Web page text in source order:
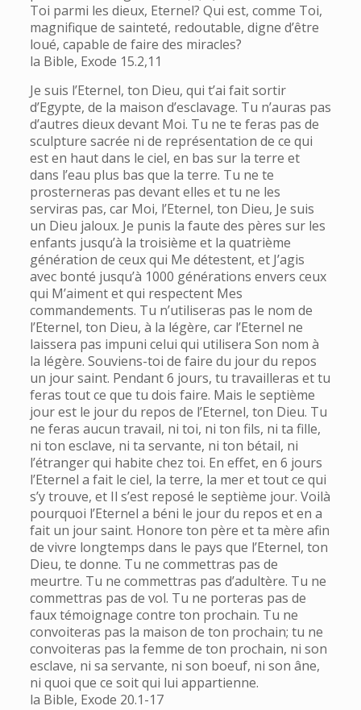
Toi parmi les dieux, Eternel? Qui est, comme Toi,
magnifique de sainteté, redoutable, digne d’être
loué, capable de faire des miracles?
la Bible, Exode 15.2,11
Je suis l’Eternel, ton Dieu, qui t’ai fait sortir
d’Egypte, de la maison d’esclavage. Tu n’auras pas
d’autres dieux devant Moi. Tu ne te feras pas de
sculpture sacrée ni de représentation de ce qui
est en haut dans le ciel, en bas sur la terre et
dans l’eau plus bas que la terre. Tu ne te
prosterneras pas devant elles et tu ne les
serviras pas, car Moi, l’Eternel, ton Dieu, Je suis
un Dieu jaloux. Je punis la faute des pères sur les
enfants jusqu’à la troisième et la quatrième
génération de ceux qui Me détestent, et J’agis
avec bonté jusqu’à 1000 générations envers ceux
qui M’aiment et qui respectent Mes
commandements. Tu n’utiliseras pas le nom de
l’Eternel, ton Dieu, à la légère, car l’Eternel ne
laissera pas impuni celui qui utilisera Son nom à
la légère. Souviens-toi de faire du jour du repos
un jour saint. Pendant 6 jours, tu travailleras et tu
feras tout ce que tu dois faire. Mais le septième
jour est le jour du repos de l’Eternel, ton Dieu. Tu
ne feras aucun travail, ni toi, ni ton fils, ni ta fille,
ni ton esclave, ni ta servante, ni ton bétail, ni
l’étranger qui habite chez toi. En effet, en 6 jours
l’Eternel a fait le ciel, la terre, la mer et tout ce qui
s’y trouve, et Il s’est reposé le septième jour. Voilà
pourquoi l’Eternel a béni le jour du repos et en a
fait un jour saint. Honore ton père et ta mère afin
de vivre longtemps dans le pays que l’Eternel, ton
Dieu, te donne. Tu ne commettras pas de
meurtre. Tu ne commettras pas d’adultère. Tu ne
commettras pas de vol. Tu ne porteras pas de
faux témoignage contre ton prochain. Tu ne
convoiteras pas la maison de ton prochain; tu ne
convoiteras pas la femme de ton prochain, ni son
esclave, ni sa servante, ni son boeuf, ni son âne,
ni quoi que ce soit qui lui appartienne.
la Bible, Exode 20.1-17